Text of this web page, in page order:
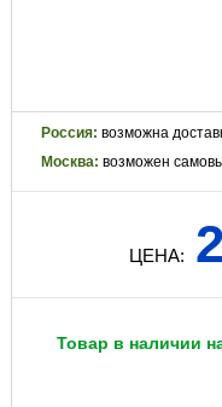
Россия: возможна
Москва: возможен
ЦЕНА:
Товар в наличии